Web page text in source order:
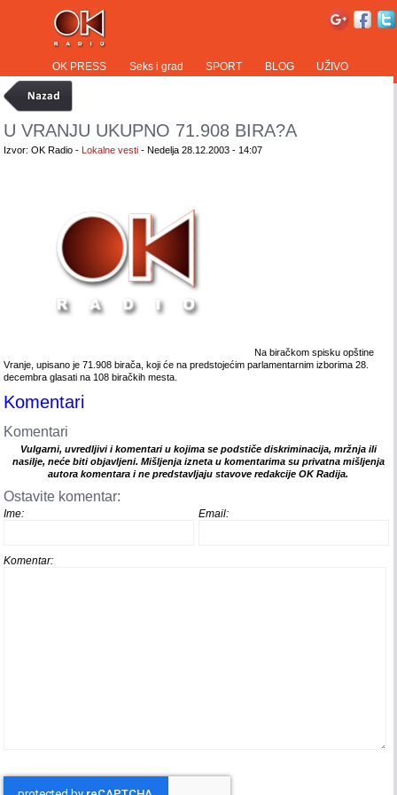
OK PRESS Seks i grad SPORT BLOG UŽIVO
U VRANJU UKUPNO 71.908 BIRA?A
Izvor: OK Radio - Lokalne vesti - Nedelja 28.12.2003 - 14:07
Na biračkom spisku opštine
Vranje, upisano je 71.908 birača, koji će na predstojećim parlamentarnim izborima 28.
decembra glasati na 108 biračkih mesta.
Komentari
Komentari
Vulgarni, uvredljivi i komentari u kojima se podstiče diskriminacija, mržnja ili
nasilje, neće biti objavljeni. Mišljenja izneta u komentarima su privatna mišljenja
autora komentara i ne predstavljaju stavove redakcije OK Radija.
Ostavite komentar:
Ime: Email:
Komentar: